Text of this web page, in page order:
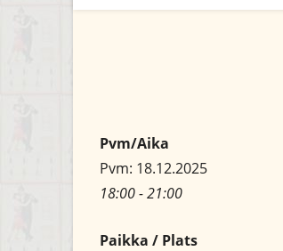
Pvm/Aika
Pvm: 18.12.2025
18:00 - 21:00
Paikka / Plats